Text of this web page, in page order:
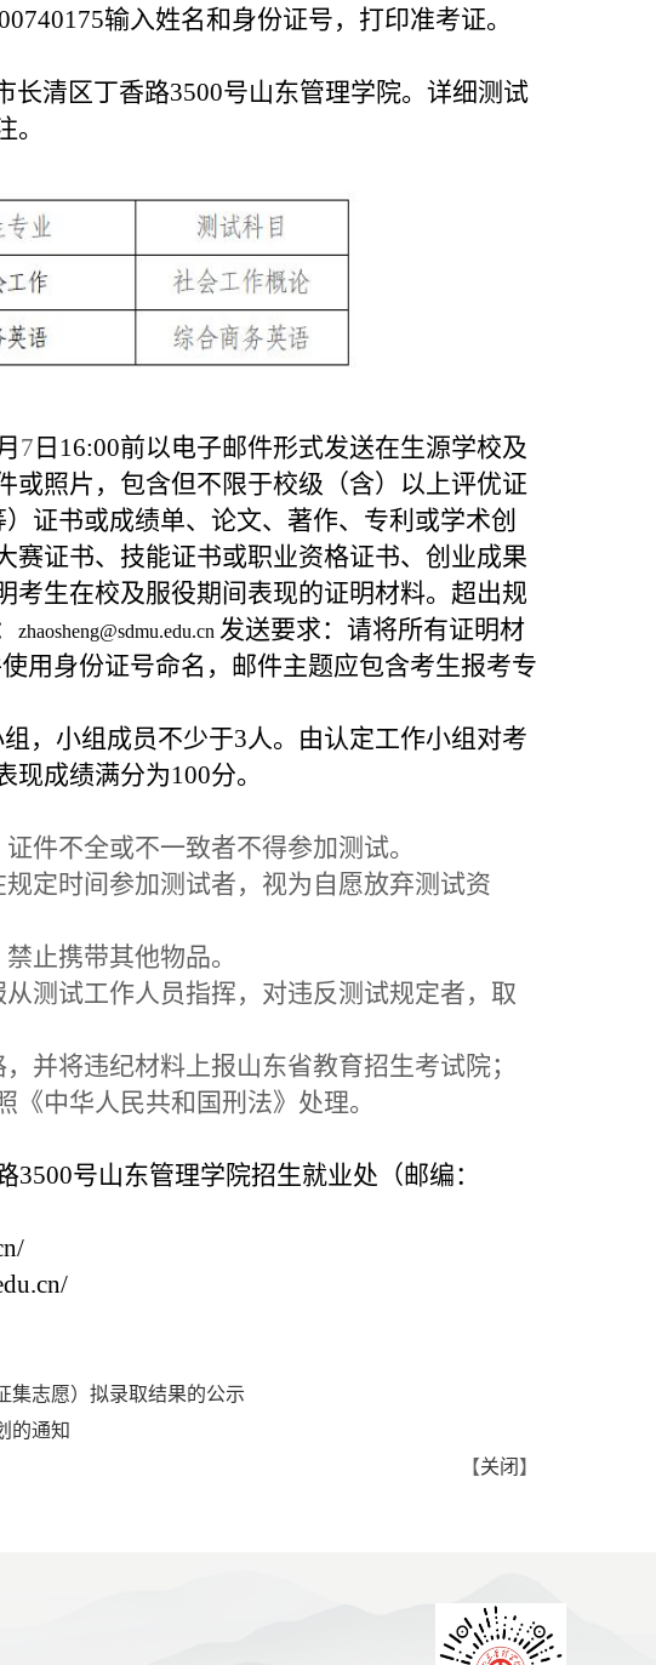
输入姓名和身份证号，打印准考证。
清区丁香路3500号山东管理学院。详细测试
7 日16:00前以电子邮件形式发送在生源学校及
或照片，包含但不限于校级（含）以上评优证
证书或成绩单、论文、著作、专利或学术创
赛证书、技能证书或职业资格证书、创业成果
考生在校及服役期间表现的证明材料。超出规
zhaosheng@sdmu.edu.cn 发送要求：请将所有证明材
用身份证号命名，邮件主题应包含考生报考专
，小组成员不少于3人。由认定工作小组对考
成绩满分为100分。
件不全或不一致者不得参加测试。
定时间参加测试者，视为自愿放弃测试资
止携带其他物品。
测试工作人员指挥，对违反测试规定者，取
，并将违纪材料上报山东省教育招生考试院；
中华人民共和国刑法》处理。
号山东管理学院招生就业处（邮编：
集志愿）拟录取结果的公示
的通知
【关闭 】